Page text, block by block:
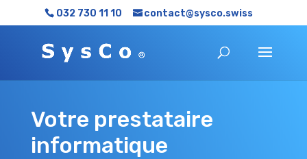
032 730 11 10 contact@sysco.swiss
Votre prestataire
informatique